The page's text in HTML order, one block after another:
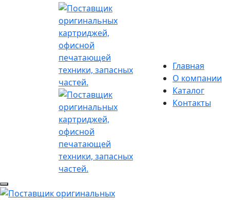
Главная
О компании
Каталог
Контакты